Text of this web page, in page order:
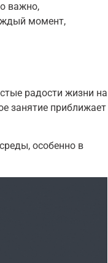
важно,
момент,
радости жизни на
занятие приближает
особенно в